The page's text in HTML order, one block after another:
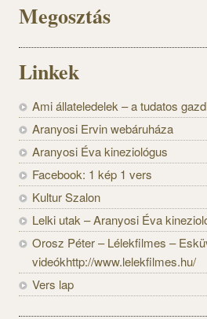
Megosztás
Linkek
Ami állateledelek – a tudatos
Aranyosi Ervin webáruháza
Aranyosi Éva kineziológus
Facebook: 1 kép 1 vers
Kultur Szalon
Lelki utak – Aranyosi Éva
Orosz Péter – Lélekfilmes –
videókhttp://www.lelekfilmes.hu/
Vers lap